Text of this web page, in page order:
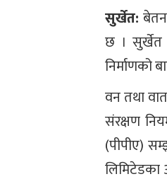
सुर्खेत:
छ । सुर्खेत
निर्माणको
वन तथा
संरक्षण
(पीपीए)